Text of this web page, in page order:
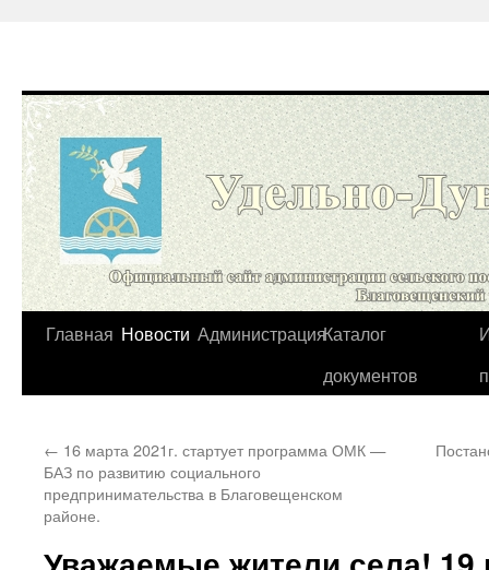
Перейти
Главная Новости АдминистрацияКаталог
документов
← 16 марта 2021г. стартует программа ОМК —
БАЗ по развитию социального
предпринимательства в Благовещенском
районе.